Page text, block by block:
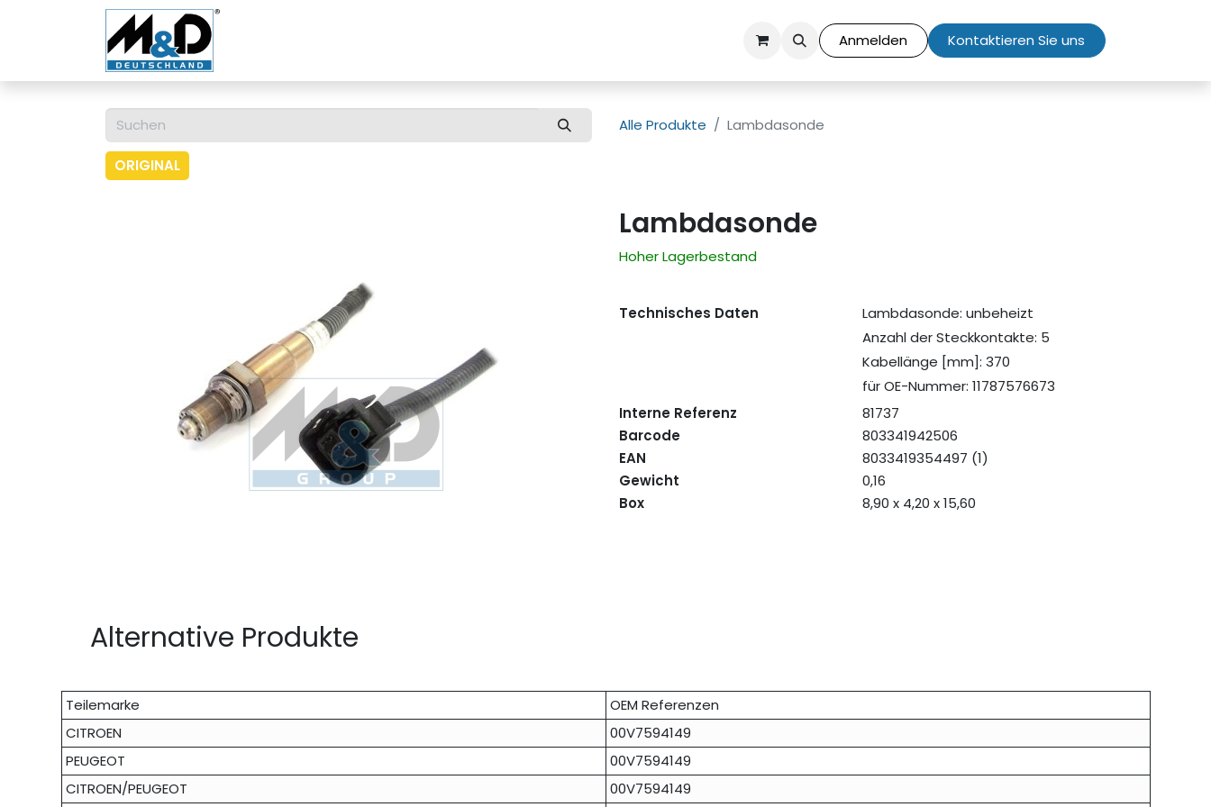
Anmelden Kontaktieren Sie uns
Alle Produkte Lambdasonde
ORIGINAL
Lambdasonde
Hoher Lagerbestand
Technisches Daten
Lambdasonde: unbeheizt
Anzahl der Steckkontakte: 5
Kabellänge [mm]: 370
für OE-Nummer: 11787576673
Interne Referenz
81737
Barcode
803341942506
EAN
8033419354497 (1)
Gewicht
0,16
Box
8,90 x 4,20 x 15,60
Alternative Produkte
Teilemarke
OEM Referenzen
CITROEN
00V7594149
PEUGEOT
00V7594149
CITROEN/PEUGEOT
00V7594149